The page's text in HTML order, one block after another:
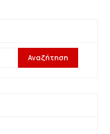
Αναζήτηση